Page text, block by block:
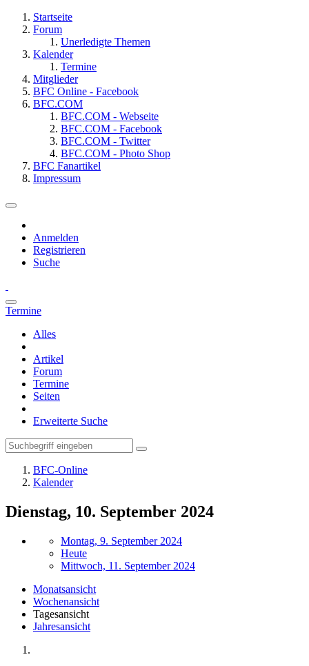
Startseite
Forum
Unerledigte Themen
Kalender
Termine
Mitglieder
BFC Online - Facebook
BFC.COM
BFC.COM - Webseite
BFC.COM - Facebook
BFC.COM - Twitter
BFC.COM - Photo Shop
BFC Fanartikel
Impressum
Anmelden
Registrieren
Suche
Termine
Alles
Artikel
Forum
Termine
Seiten
Erweiterte Suche
BFC-Online
Kalender
Dienstag, 10. September 2024
Montag, 9. September 2024
Heute
Mittwoch, 11. September 2024
Monatsansicht
Wochenansicht
Tagesansicht
Jahresansicht